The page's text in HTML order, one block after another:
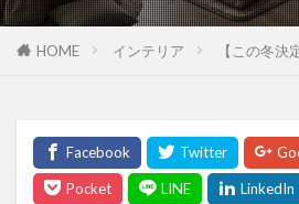
HOME インテリア 【この冬